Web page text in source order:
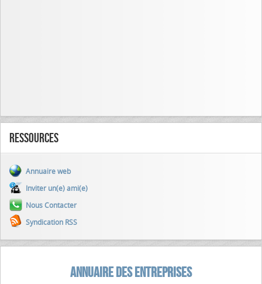
Ressources
Annuaire web
Inviter un(e) ami(e)
Nous Contacter
Syndication RSS
ANNUAIRE DES ENTREPRISES